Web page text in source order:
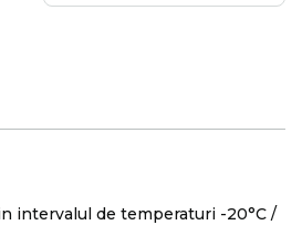
intervalul de temperaturi -20°C /